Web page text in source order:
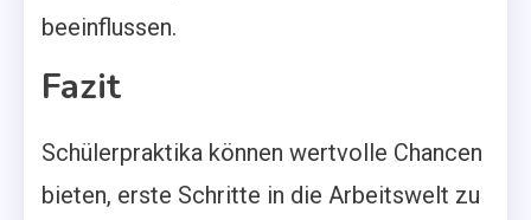
beeinflussen.
Fazit
Schülerpraktika können wertvolle Chancen
bieten, erste Schritte in die Arbeitswelt zu